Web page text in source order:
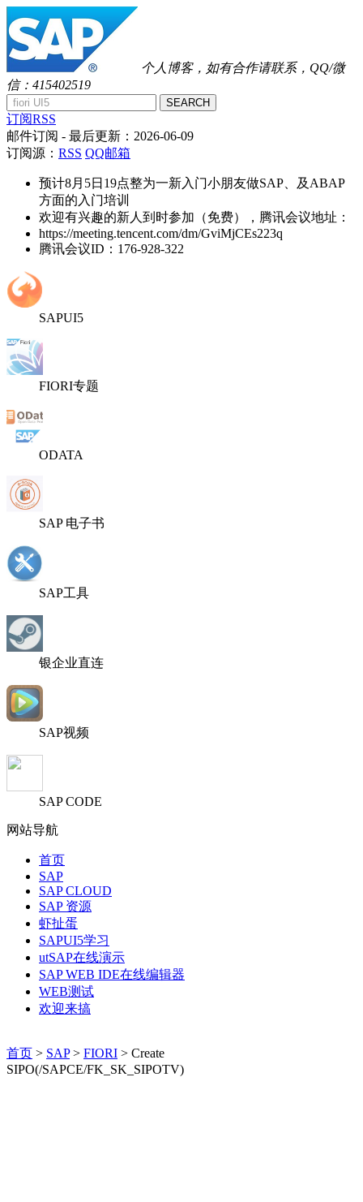
个人博客，如有合作请联系，QQ/微
信：415402519
SEARCH
订阅RSS
邮件订阅 - 最后更新： 2026-06-09
订阅源： RSS QQ邮箱
预计8月5日19点整为一新入门小朋友做SAP、及ABAP
方面的入门培训
欢迎有兴趣的新人到时参加（免费），腾讯会议地址：
https://meeting.tencent.com/dm/GviMjCEs223q
腾讯会议ID：176-928-322
SAPUI5
FIORI专题
ODATA
SAP 电子书
SAP工具
银企业直连
SAP视频
SAP CODE
网站导航
首页
SAP
SAP CLOUD
SAP 资源
虾扯蛋
SAPUI5学习
utSAP在线演示
SAP WEB IDE在线编辑器
WEB测试
欢迎来搞
首页 > SAP> FIORI > Create
SIPO(/SAPCE/FK_SK_SIPOTV)